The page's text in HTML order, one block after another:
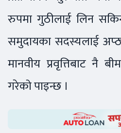
रुपमा गुठीलाई लिन
समुदायका सदस्यलाई
मानवीय प्रवृत्तिबाट नै
गरेको पाइन्छ ।